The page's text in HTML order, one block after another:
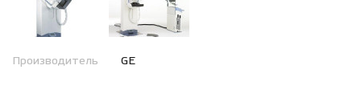
Производитель GE